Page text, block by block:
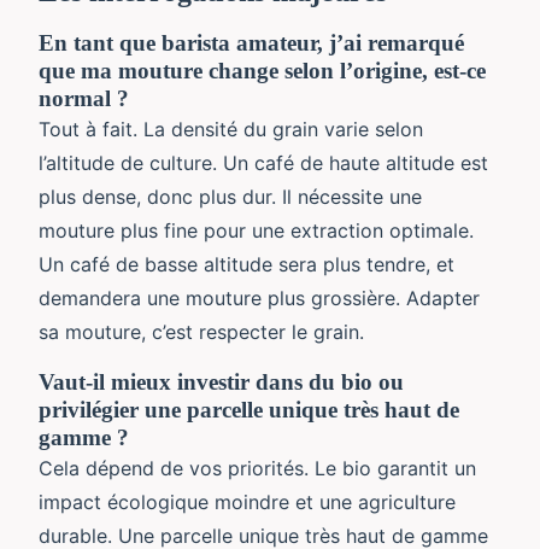
En tant que barista amateur, j’ai remarqué
que ma mouture change selon l’origine, est-ce
normal ?
Tout à fait. La densité du grain varie selon
l’altitude de culture. Un café de haute altitude est
plus dense, donc plus dur. Il nécessite une
mouture plus fine pour une extraction optimale.
Un café de basse altitude sera plus tendre, et
demandera une mouture plus grossière. Adapter
sa mouture, c’est respecter le grain.
Vaut-il mieux investir dans du bio ou
privilégier une parcelle unique très haut de
gamme ?
Cela dépend de vos priorités. Le bio garantit un
impact écologique moindre et une agriculture
durable. Une parcelle unique très haut de gamme